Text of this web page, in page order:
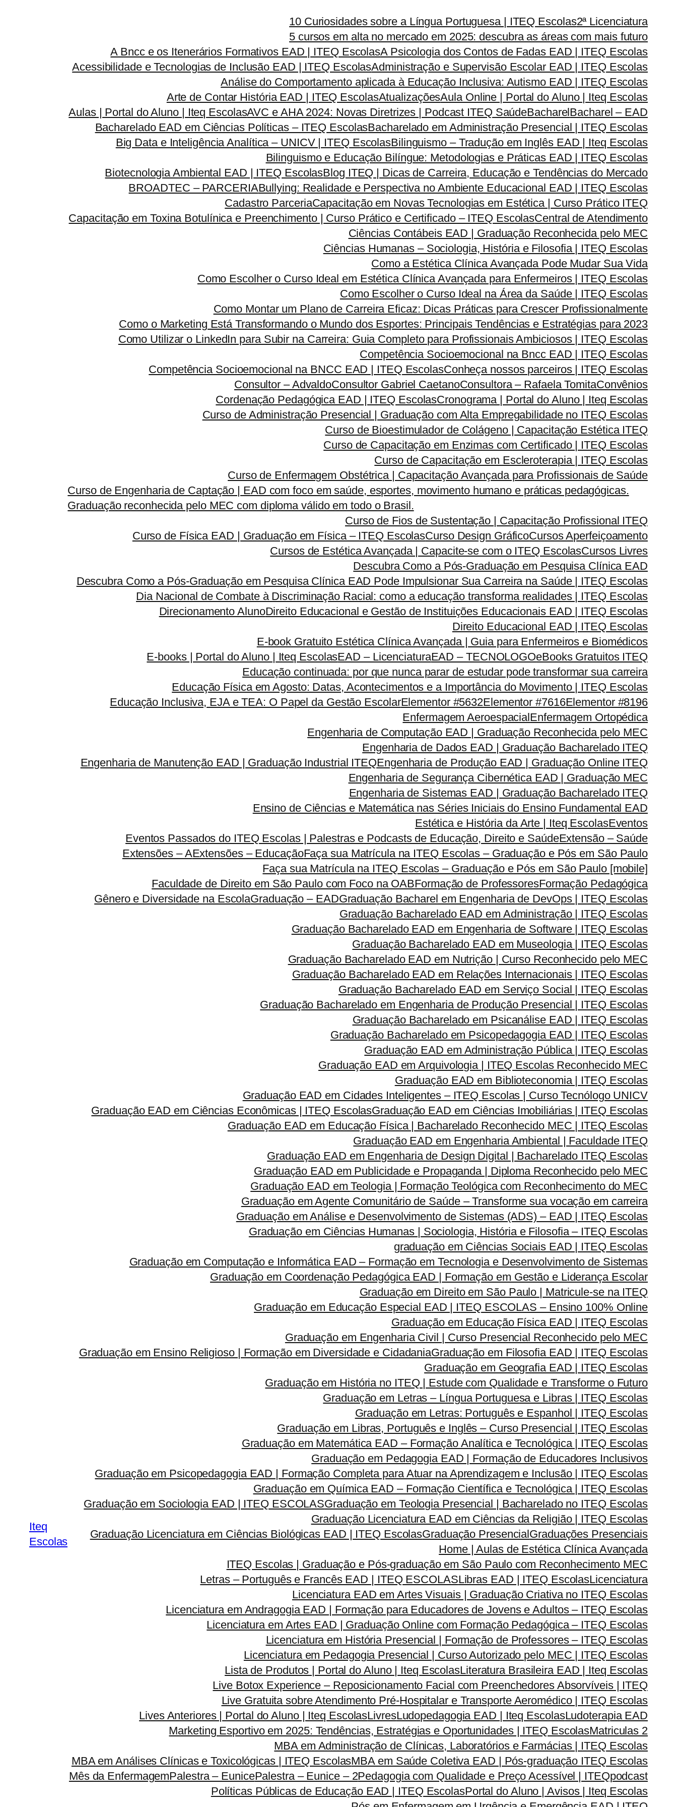
Iteq
Escolas
10 Curiosidades sobre a Língua Portuguesa | ITEQ Escolas2ª Licenciatura
5 cursos em alta no mercado em 2025: descubra as áreas com mais futuro
A Bncc e os Itenerários Formativos EAD | ITEQ EscolasA Psicologia dos Contos de Fadas EAD | ITEQ Escolas
Acessibilidade e Tecnologias de Inclusão EAD | ITEQ EscolasAdministração e Supervisão Escolar EAD | ITEQ Escolas
Análise do Comportamento aplicada à Educação Inclusiva: Autismo EAD | ITEQ Escolas
Arte de Contar História EAD | ITEQ EscolasAtualizaçõesAula Online | Portal do Aluno | Iteq Escolas
Aulas | Portal do Aluno | Iteq EscolasAVC e AHA 2024: Novas Diretrizes | Podcast ITEQ SaúdeBacharelBacharel – EAD
Bacharelado EAD em Ciências Políticas – ITEQ EscolasBacharelado em Administração Presencial | ITEQ Escolas
Big Data e Inteligência Analítica – UNICV | ITEQ EscolasBilinguismo – Tradução em Inglês EAD | Iteq Escolas
Bilinguismo e Educação Bilíngue: Metodologias e Práticas EAD | ITEQ Escolas
Biotecnologia Ambiental EAD | ITEQ EscolasBlog ITEQ | Dicas de Carreira, Educação e Tendências do Mercado
BROADTEC – PARCERIABullying: Realidade e Perspectiva no Ambiente Educacional EAD | ITEQ Escolas
Cadastro ParceriaCapacitação em Novas Tecnologias em Estética | Curso Prático ITEQ
Capacitação em Toxina Botulínica e Preenchimento | Curso Prático e Certificado – ITEQ EscolasCentral de Atendimento
Ciências Contábeis EAD | Graduação Reconhecida pelo MEC
Ciências Humanas – Sociologia, História e Filosofia | ITEQ Escolas
Como a Estética Clínica Avançada Pode Mudar Sua Vida
Como Escolher o Curso Ideal em Estética Clínica Avançada para Enfermeiros | ITEQ Escolas
Como Escolher o Curso Ideal na Área da Saúde | ITEQ Escolas
Como Montar um Plano de Carreira Eficaz: Dicas Práticas para Crescer Profissionalmente
Como o Marketing Está Transformando o Mundo dos Esportes: Principais Tendências e Estratégias para 2023
Como Utilizar o LinkedIn para Subir na Carreira: Guia Completo para Profissionais Ambiciosos | ITEQ Escolas
Competência Socioemocional na Bncc EAD | ITEQ Escolas
Competência Socioemocional na BNCC EAD | ITEQ EscolasConheça nossos parceiros | ITEQ Escolas
Consultor – AdvaldoConsultor Gabriel CaetanoConsultora – Rafaela TomitaConvênios
Cordenação Pedagógica EAD | ITEQ EscolasCronograma | Portal do Aluno | Iteq Escolas
Curso de Administração Presencial | Graduação com Alta Empregabilidade no ITEQ Escolas
Curso de Bioestimulador de Colágeno | Capacitação Estética ITEQ
Curso de Capacitação em Enzimas com Certificado | ITEQ Escolas
Curso de Capacitação em Escleroterapia | ITEQ Escolas
Curso de Enfermagem Obstétrica | Capacitação Avançada para Profissionais de Saúde
Curso de Engenharia de Captação | EAD com foco em saúde, esportes, movimento humano e práticas pedagógicas.
Graduação reconhecida pelo MEC com diploma válido em todo o Brasil.
Curso de Fios de Sustentação | Capacitação Profissional ITEQ
Curso de Física EAD | Graduação em Física – ITEQ EscolasCurso Design GráficoCursos Aperfeiçoamento
Cursos de Estética Avançada | Capacite-se com o ITEQ EscolasCursos Livres
Descubra Como a Pós-Graduação em Pesquisa Clínica EAD
Descubra Como a Pós-Graduação em Pesquisa Clínica EAD Pode Impulsionar Sua Carreira na Saúde | ITEQ Escolas
Dia Nacional de Combate à Discriminação Racial: como a educação transforma realidades | ITEQ Escolas
Direcionamento AlunoDireito Educacional e Gestão de Instituições Educacionais EAD | ITEQ Escolas
Direito Educacional EAD | ITEQ Escolas
E-book Gratuito Estética Clínica Avançada | Guia para Enfermeiros e Biomédicos
E-books | Portal do Aluno | Iteq EscolasEAD – LicenciaturaEAD – TECNOLOGOeBooks Gratuitos ITEQ
Educação continuada: por que nunca parar de estudar pode transformar sua carreira
Educação Física em Agosto: Datas, Acontecimentos e a Importância do Movimento | ITEQ Escolas
Educação Inclusiva, EJA e TEA: O Papel da Gestão EscolarElementor #5632Elementor #7616Elementor #8196
Enfermagem AeroespacialEnfermagem Ortopédica
Engenharia de Computação EAD | Graduação Reconhecida pelo MEC
Engenharia de Dados EAD | Graduação Bacharelado ITEQ
Engenharia de Manutenção EAD | Graduação Industrial ITEQEngenharia de Produção EAD | Graduação Online ITEQ
Engenharia de Segurança Cibernética EAD | Graduação MEC
Engenharia de Sistemas EAD | Graduação Bacharelado ITEQ
Ensino de Ciências e Matemática nas Séries Iniciais do Ensino Fundamental EAD
Estética e História da Arte | Iteq EscolasEventos
Eventos Passados do ITEQ Escolas | Palestras e Podcasts de Educação, Direito e SaúdeExtensão – Saúde
Extensões – AExtensões – EducaçãoFaça sua Matrícula na ITEQ Escolas – Graduação e Pós em São Paulo
Faça sua Matrícula na ITEQ Escolas – Graduação e Pós em São Paulo [mobile]
Faculdade de Direito em São Paulo com Foco na OABFormação de ProfessoresFormação Pedagógica
Gênero e Diversidade na EscolaGraduação – EADGraduação Bacharel em Engenharia de DevOps | ITEQ Escolas
Graduação Bacharelado EAD em Administração | ITEQ Escolas
Graduação Bacharelado EAD em Engenharia de Software | ITEQ Escolas
Graduação Bacharelado EAD em Museologia | ITEQ Escolas
Graduação Bacharelado EAD em Nutrição | Curso Reconhecido pelo MEC
Graduação Bacharelado EAD em Relações Internacionais | ITEQ Escolas
Graduação Bacharelado EAD em Serviço Social | ITEQ Escolas
Graduação Bacharelado em Engenharia de Produção Presencial | ITEQ Escolas
Graduação Bacharelado em Psicanálise EAD | ITEQ Escolas
Graduação Bacharelado em Psicopedagogia EAD | ITEQ Escolas
Graduação EAD em Administração Pública | ITEQ Escolas
Graduação EAD em Arquivologia | ITEQ Escolas Reconhecido MEC
Graduação EAD em Biblioteconomia | ITEQ Escolas
Graduação EAD em Cidades Inteligentes – ITEQ Escolas | Curso Tecnólogo UNICV
Graduação EAD em Ciências Econômicas | ITEQ EscolasGraduação EAD em Ciências Imobiliárias | ITEQ Escolas
Graduação EAD em Educação Física | Bacharelado Reconhecido MEC | ITEQ Escolas
Graduação EAD em Engenharia Ambiental | Faculdade ITEQ
Graduação EAD em Engenharia de Design Digital | Bacharelado ITEQ Escolas
Graduação EAD em Publicidade e Propaganda | Diploma Reconhecido pelo MEC
Graduação EAD em Teologia | Formação Teológica com Reconhecimento do MEC
Graduação em Agente Comunitário de Saúde – Transforme sua vocação em carreira
Graduação em Análise e Desenvolvimento de Sistemas (ADS) – EAD | ITEQ Escolas
Graduação em Ciências Humanas | Sociologia, História e Filosofia – ITEQ Escolas
graduação em Ciências Sociais EAD | ITEQ Escolas
Graduação em Computação e Informática EAD – Formação em Tecnologia e Desenvolvimento de Sistemas
Graduação em Coordenação Pedagógica EAD | Formação em Gestão e Liderança Escolar
Graduação em Direito em São Paulo | Matricule-se na ITEQ
Graduação em Educação Especial EAD | ITEQ ESCOLAS – Ensino 100% Online
Graduação em Educação Física EAD | ITEQ Escolas
Graduação em Engenharia Civil | Curso Presencial Reconhecido pelo MEC
Graduação em Ensino Religioso | Formação em Diversidade e CidadaniaGraduação em Filosofia EAD | ITEQ Escolas
Graduação em Geografia EAD | ITEQ Escolas
Graduação em História no ITEQ | Estude com Qualidade e Transforme o Futuro
Graduação em Letras – Língua Portuguesa e Libras | ITEQ Escolas
Graduação em Letras: Português e Espanhol | ITEQ Escolas
Graduação em Libras, Português e Inglês – Curso Presencial | ITEQ Escolas
Graduação em Matemática EAD – Formação Analítica e Tecnológica | ITEQ Escolas
Graduação em Pedagogia EAD | Formação de Educadores Inclusivos
Graduação em Psicopedagogia EAD | Formação Completa para Atuar na Aprendizagem e Inclusão | ITEQ Escolas
Graduação em Química EAD – Formação Científica e Tecnológica | ITEQ Escolas
Graduação em Sociologia EAD | ITEQ ESCOLASGraduação em Teologia Presencial | Bacharelado no ITEQ Escolas
Graduação Licenciatura EAD em Ciências da Religião | ITEQ Escolas
Graduação Licenciatura em Ciências Biológicas EAD | ITEQ EscolasGraduação PresencialGraduações Presenciais
Home | Aulas de Estética Clínica Avançada
ITEQ Escolas | Graduação e Pós-graduação em São Paulo com Reconhecimento MEC
Letras – Português e Francês EAD | ITEQ ESCOLASLibras EAD | ITEQ EscolasLicenciatura
Licenciatura EAD em Artes Visuais | Graduação Criativa no ITEQ Escolas
Licenciatura em Andragogia EAD | Formação para Educadores de Jovens e Adultos – ITEQ Escolas
Licenciatura em Artes EAD | Graduação Online com Formação Pedagógica – ITEQ Escolas
Licenciatura em História Presencial | Formação de Professores – ITEQ Escolas
Licenciatura em Pedagogia Presencial | Curso Autorizado pelo MEC | ITEQ Escolas
Lista de Produtos | Portal do Aluno | Iteq EscolasLiteratura Brasileira EAD | Iteq Escolas
Live Botox Experience – Reposicionamento Facial com Preenchedores Absorvíveis | ITEQ
Live Gratuita sobre Atendimento Pré-Hospitalar e Transporte Aeromédico | ITEQ Escolas
Lives Anteriores | Portal do Aluno | Iteq EscolasLivresLudopedagogia EAD | Iteq EscolasLudoterapia EAD
Marketing Esportivo em 2025: Tendências, Estratégias e Oportunidades | ITEQ EscolasMatriculas 2
MBA em Administração de Clínicas, Laboratórios e Farmácias | ITEQ Escolas
MBA em Análises Clínicas e Toxicológicas | ITEQ EscolasMBA em Saúde Coletiva EAD | Pós-graduação ITEQ Escolas
Mês da EnfermagemPalestra – EunicePalestra – Eunice – 2Pedagogia com Qualidade e Preço Acessível | ITEQpodcast
Políticas Públicas de Educação EAD | ITEQ EscolasPortal do Aluno | Avisos | Iteq Escolas